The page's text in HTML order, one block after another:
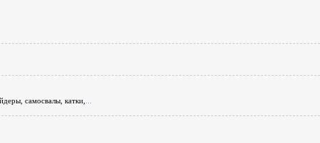
самосвалы, катки,